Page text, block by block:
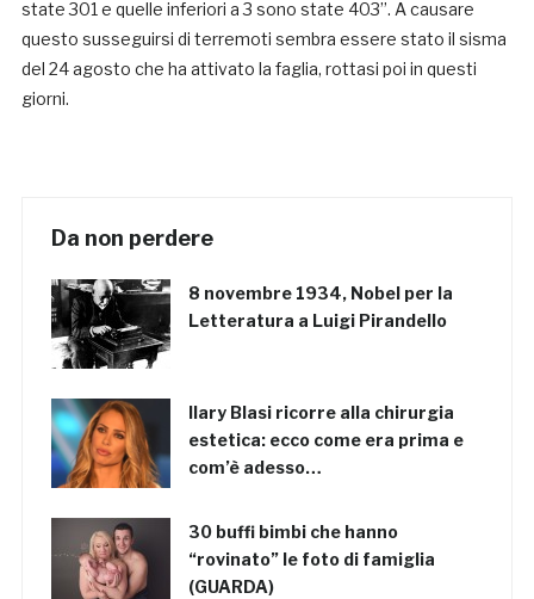
state 301 e quelle inferiori a 3 sono state 403”. A causare
questo susseguirsi di terremoti sembra essere stato il sisma
del 24 agosto che ha attivato la faglia, rottasi poi in questi
giorni.
Da non perdere
8 novembre 1934, Nobel per la
Letteratura a Luigi Pirandello
Ilary Blasi ricorre alla chirurgia
estetica: ecco come era prima e
com’è adesso…
30 buffi bimbi che hanno
“rovinato” le foto di famiglia
(GUARDA)